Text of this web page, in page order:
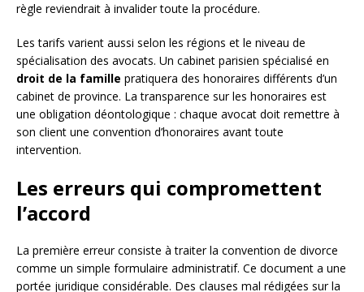
règle reviendrait à invalider toute la procédure.
Les tarifs varient aussi selon les régions et le niveau de
spécialisation des avocats. Un cabinet parisien spécialisé en
droit de la famille pratiquera des honoraires différents d’un
cabinet de province. La transparence sur les honoraires est
une obligation déontologique : chaque avocat doit remettre à
son client une convention d’honoraires avant toute
intervention.
Les erreurs qui compromettent
l’accord
La première erreur consiste à traiter la convention de divorce
comme un simple formulaire administratif. Ce document a une
portée juridique considérable. Des clauses mal rédigées sur la